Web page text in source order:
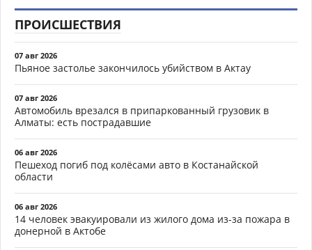
ПРОИСШЕСТВИЯ
07 авг 2026
Пьяное застолье закончилось убийством в Актау
07 авг 2026
Автомобиль врезался в припаркованный грузовик в
Алматы: есть пострадавшие
06 авг 2026
Пешеход погиб под колёсами авто в Костанайской
области
06 авг 2026
14 человек эвакуировали из жилого дома из-за пожара в
донерной в Актобе